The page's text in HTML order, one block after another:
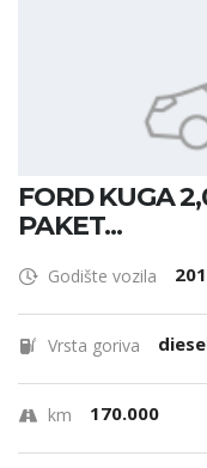
FORD KUGA
PAKET...
Godište vozila
Vrsta goriva
km 170.000